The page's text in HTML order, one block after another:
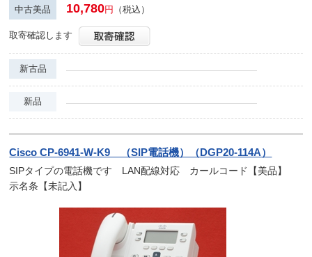
中古美品 10,780円 （税込）
取寄確認します
新古品
新品
Cisco CP-6941-W-K9 （SIP電話機）（DGP20-114A）
SIPタイプの電話機です LAN配線対応 カールコード【美品】
示名条【未記入】